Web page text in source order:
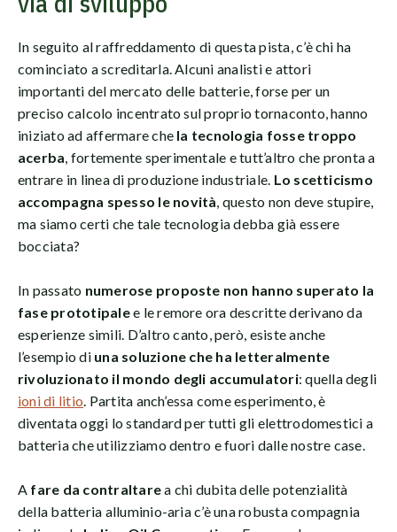
In seguito al raffreddamento di questa pista, c’è chi ha
cominciato a screditarla. Alcuni analisti e attori
importanti del mercato delle batterie, forse per un
preciso calcolo incentrato sul proprio tornaconto, hanno
iniziato ad affermare che la tecnologia fosse troppo
acerba , fortemente sperimentale e tutt’altro che pronta a
entrare in linea di produzione industriale. Lo scetticismo
accompagna spesso le novità , questo non deve stupire,
ma siamo certi che tale tecnologia debba già essere
bocciata?
In passato numerose proposte non hanno superato la
fase prototipalee le remore ora descritte derivano da
esperienze simili. D’altro canto, però, esiste anche
l’esempio di una soluzione che ha letteralmente
rivoluzionato il mondo degli accumulatori: quella degli
ioni di litio . Partita anch’essa come esperimento, è
diventata oggi lo standard per tutti gli elettrodomestici a
batteria che utilizziamo dentro e fuori dalle nostre case.
A fare da contraltarea chi dubita delle potenzialità
della batteria alluminio-aria c’è una robusta compagnia